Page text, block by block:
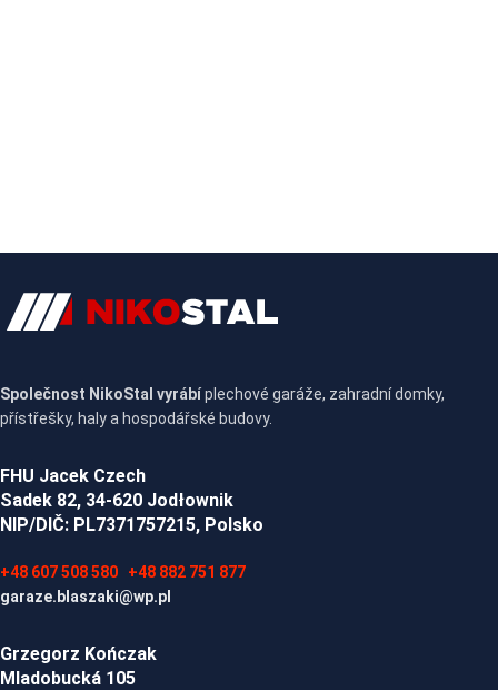
Společnost NikoStal vyrábíplechové garáže, zahradní domky,
přístřešky, haly a hospodářské budovy.
FHU Jacek Czech
Sadek 82, 34-620 Jodłownik
NIP/DIČ: PL7371757215, Polsko
+48 607 508 580
+48 882 751 877
garaze.blaszaki@wp.pl
Grzegorz Kończak
Mladobucká 105